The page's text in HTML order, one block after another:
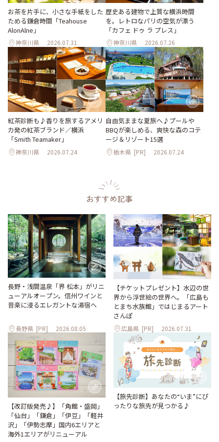
お茶を片手に、小さな手紙をした
ためる鎌倉時間「Teahouse
AlonAlne」
神奈川県 2026.07.31
歴史ある建物で上質な横浜時間
を。レトロなパリの空気が漂う
「カフェ ドゥ ラ プレス」
神奈川県 2026.07.26
紅茶診断も♪香りを旅するアメリ
カ発の紅茶ブランド／横浜
「Smith Teamaker」
神奈川県 2026.07.24
自由気ままな夏旅へ♪プールや
BBQが楽しめる、爽快な森のコテ
ージ＆リゾート15選
栃木県 [PR] 2026.07.24
おすすめ記事
長野・浅間温泉「界 松本」がリニ
ューアルオープン。信州ワインと
音楽に浸るエレガントな湯宿へ
長野県 [PR] 2026.08.05
【チケットプレゼント】水辺の世
界から浮世絵の世界へ。「広島も
とまち水族館」ではじまるアート
さんぽ
広島県 [PR] 2026.07.31
【改訂版発売♪】「角館・盛岡」
「仙台」「鎌倉」「伊豆」「軽井
沢」「伊勢志摩」国内6エリアと
海外1エリアがリニューアル
【旅先診断】あなたの“いま”にぴ
ったりな旅先が見つかる♪